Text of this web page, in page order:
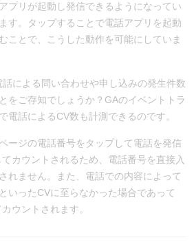
プリが起動し発信できるようになってい
す。タップすることで電話アプリを起動
ことで、こうした動作を可能にしていま
による問い合わせや申し込みの発生件数
をご存知でしょうか？GAのイベントトラ
電話によるCV数も計測できるのです。
ージの電話番号をタップして電話を発信
カウントされるため、電話番号を直接入
れません。また、電話での内容によって
いったCVに至らなかった場合であって
ウントされます。